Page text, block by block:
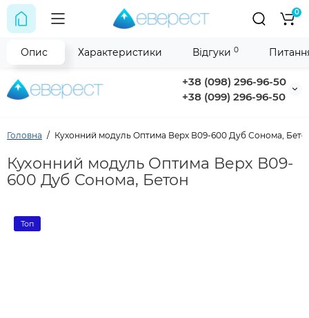
+38 (098) 296-96-50
+38 (099) 296-96-50
0
Головна Кухонний модуль Оптима Верх В09-600 Дуб Сонома,
Кухонний модуль Оптима Верх В09-
600 Дуб Сонома, Бетон
Топ
Опис Характеристики Відгуки 0